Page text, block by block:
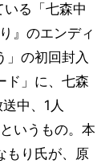
る「七森中
』のエンディ
」の初回封入
ド」に、七森
中、1人
いうもの。本
もり氏が、原